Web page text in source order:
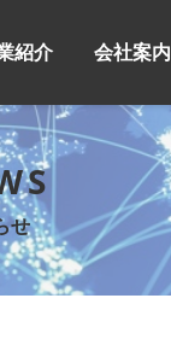
紹介 会社案内
せ